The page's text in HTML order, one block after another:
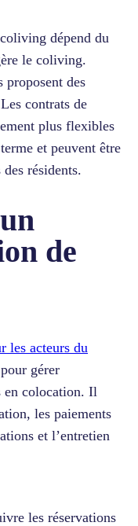
dépend du
le coliving.
proposent des
contrats de
plus flexibles
et peuvent être
résidents.
de
les acteurs du
gérer
en colocation. Il
les paiements
et l’entretien
les réservations